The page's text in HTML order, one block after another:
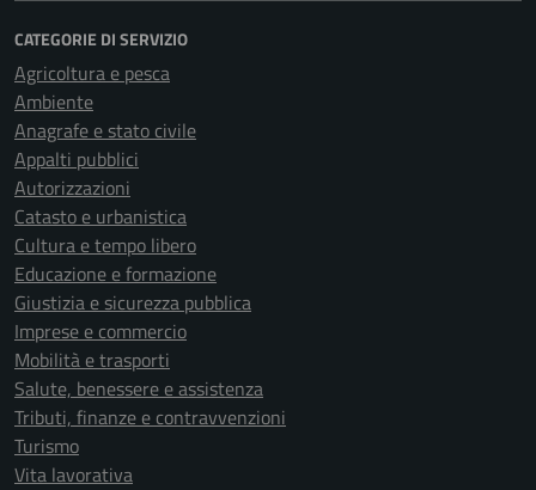
CATEGORIE DI SERVIZIO
Agricoltura e pesca
Ambiente
Anagrafe e stato civile
Appalti pubblici
Autorizzazioni
Catasto e urbanistica
Cultura e tempo libero
Educazione e formazione
Giustizia e sicurezza pubblica
Imprese e commercio
Mobilità e trasporti
Salute, benessere e assistenza
Tributi, finanze e contravvenzioni
Turismo
Vita lavorativa